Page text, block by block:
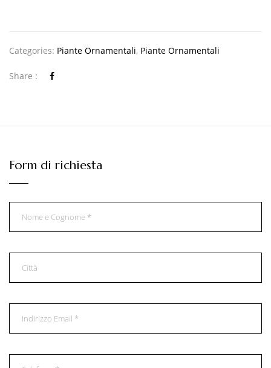
Categories: Piante Ornamentali, Piante Ornamentali
Share :
Form di richiesta